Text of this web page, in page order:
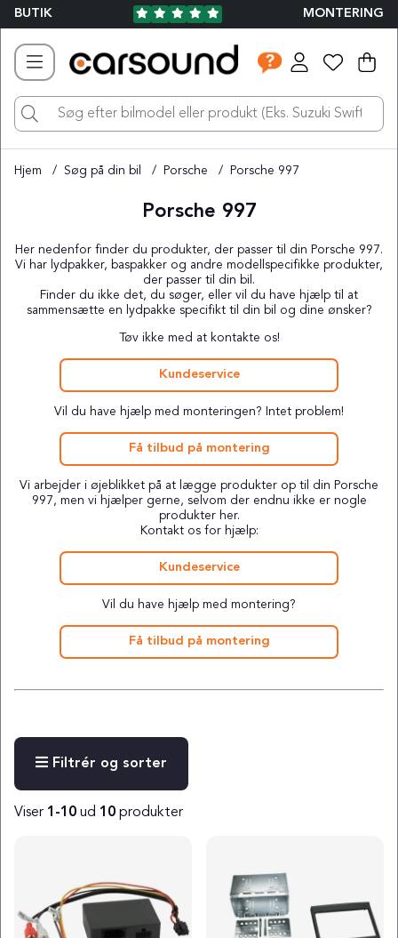
BUTIK MONTERING
.
Hjem Søg på din bil Porsche Porsche 997
Porsche 997
Her nedenfor finder du produkter, der passer til din Porsche 997.
Vi har lydpakker, baspakker og andre modellspecifikke produkter,
der passer til din bil.
Finder du ikke det, du søger, eller vil du have hjælp til at
sammensætte en lydpakke specifikt til din bil og dine ønsker?
Tøv ikke med at kontakte os!
Kundeservice
Vil du have hjælp med monteringen? Intet problem!
Få tilbud på montering
Vi arbejder i øjeblikket på at lægge produkter op til din Porsche
997, men vi hjælper gerne, selvom der endnu ikke er nogle
produkter her.
Kontakt os for hjælp:
Kundeservice
Vil du have hjælp med montering?
Få tilbud på montering
Filtrér og sorter
Viser 1-10 ud 10 produkter